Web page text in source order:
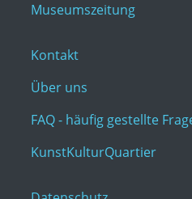
Museumszeitung
Kontakt
Über uns
FAQ - häufig gestellte
KunstKulturQuartier